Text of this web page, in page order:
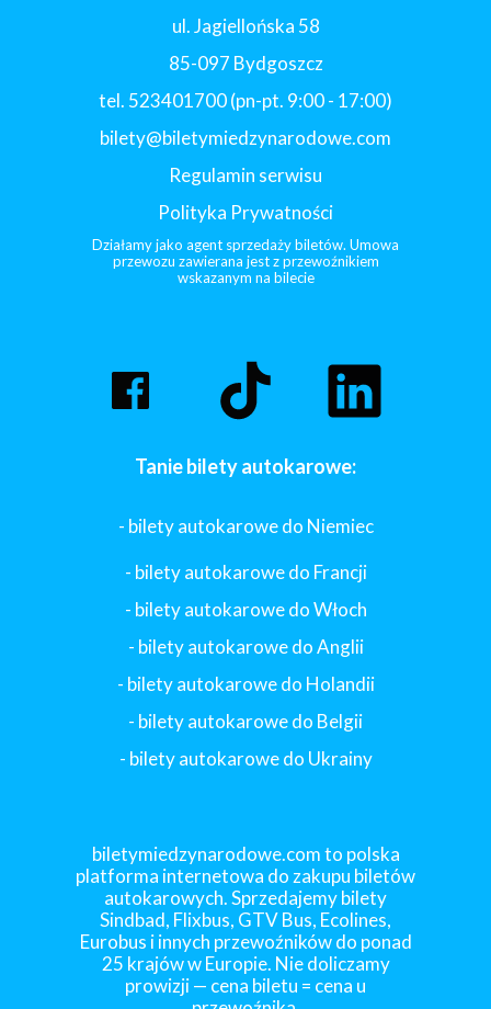
biletymiedzynarodowe.com to polska
platforma internetowa do zakupu biletów
autokarowych. Sprzedajemy bilety
Sindbad, Flixbus, GTV Bus, Ecolines,
Eurobus i innych przewoźników do ponad
25 krajów w Europie. Nie doliczamy
prowizji — cena biletu = cena u
Tanie bilety autokarowe:
- bilety autokarowe do Niemiec
- bilety autokarowe do Francji
- bilety autokarowe do Włoch
- bilety autokarowe do Anglii
- bilety autokarowe do Holandii
- bilety autokarowe do Belgii
- bilety autokarowe do Ukrainy
ul. Jagiellońska 58
85-097 Bydgoszcz
tel. 523401700 (pn-pt. 9:00 - 17:00)
bilety@biletymiedzynarodowe.com
Regulamin serwisu
Polityka Prywatności
Działamy jako agent sprzedaży biletów. Umowa
przewozu zawierana jest z przewoźnikiem
wskazanym na bilecie